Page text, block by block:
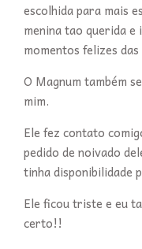
escolhida para mais
menina tao querida e
momentos felizes das
O Magnum também
mim.
Ele fez contato
pedido de noivado
tinha disponibilidade
Ele ficou triste e eu
certo!!